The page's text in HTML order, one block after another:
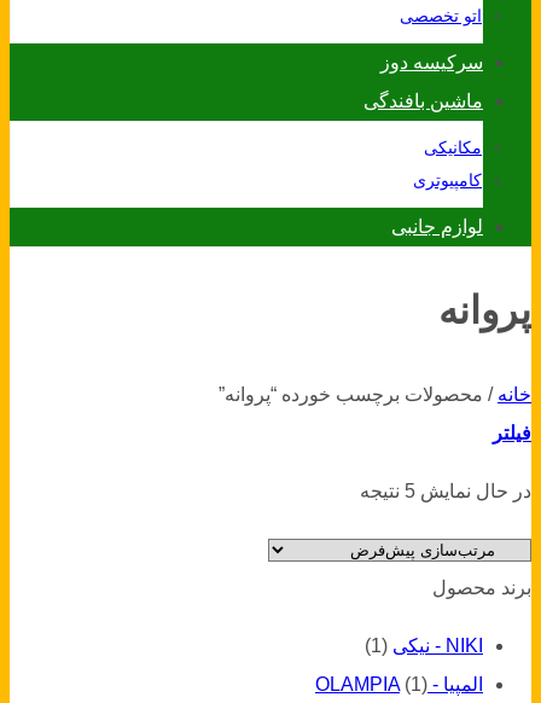
اتو تخصصی
سرکیسه دوز
ماشین بافندگی
مکانیکی
کامپیوتری
لوازم جانبی
پروانه
خانه / محصولات برچسب خورده “پروانه”
فیلتر
در حال نمایش 5 نتیجه
برند محصول
NIKI - نیکی
(1)
المپیا - OLAMPIA (1)